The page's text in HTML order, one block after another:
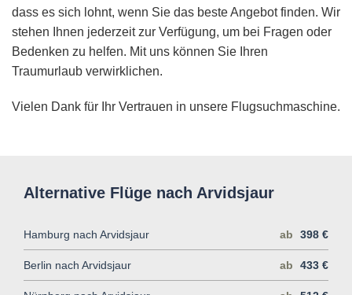
dass es sich lohnt, wenn Sie das beste Angebot finden. Wir
stehen Ihnen jederzeit zur Verfügung, um bei Fragen oder
Bedenken zu helfen. Mit uns können Sie Ihren
Traumurlaub verwirklichen.
Vielen Dank für Ihr Vertrauen in unsere Flugsuchmaschine.
Alternative Flüge nach Arvidsjaur
Hamburg nach Arvidsjaur ab 398 €
Berlin nach Arvidsjaur ab 433 €